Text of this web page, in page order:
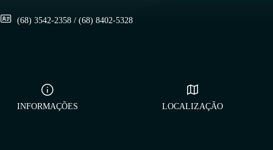
(68) 3542-2358 / (68) 8402-5328
INFORMAÇÕES LOCALIZAÇÃO